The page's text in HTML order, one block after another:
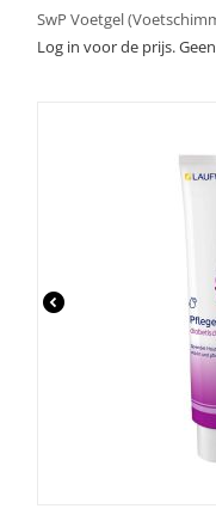
SwP Voetgel
Log in voor de prijs.